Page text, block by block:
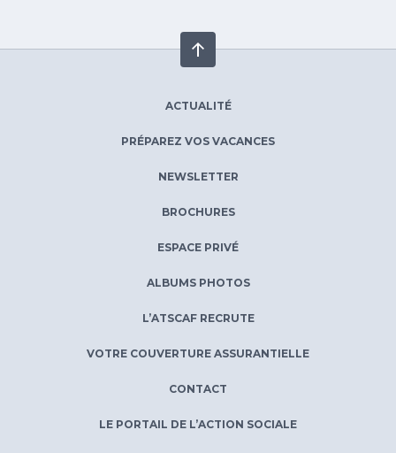
ACTUALITÉ
PRÉPAREZ VOS VACANCES
NEWSLETTER
BROCHURES
ESPACE PRIVÉ
ALBUMS PHOTOS
L’ATSCAF RECRUTE
VOTRE COUVERTURE ASSURANTIELLE
CONTACT
LE PORTAIL DE L’ACTION SOCIALE